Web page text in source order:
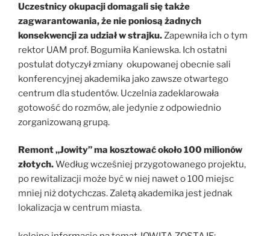
Uczestnicy okupacji domagali się także
zagwarantowania, że nie poniosą żadnych
konsekwencji za udział w strajku.Zapewniła ich o tym
rektor UAM prof. Bogumiła Kaniewska. Ich ostatni
postulat dotyczył zmiany okupowanej obecnie sali
konferencyjnej akademika jako zawsze otwartego
centrum dla studentów. Uczelnia zadeklarowała
gotowość do rozmów, ale jedynie z odpowiednio
zorganizowaną grupą.
Remont „Jowity” ma kosztować około 100 milionów
złotych.Według wcześniej przygotowanego projektu,
po rewitalizacji może być w niej nawet o 100 miejsc
mniej niż dotychczas. Zaletą akademika jest jednak
lokalizacja w centrum miasta.